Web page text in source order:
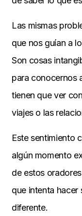
Las mismas
que nos guían a
Son cosas
para conocernos
tienen que ver
viajes o las
Este sentimiento
algún momento
de estos
que intenta
diferente.